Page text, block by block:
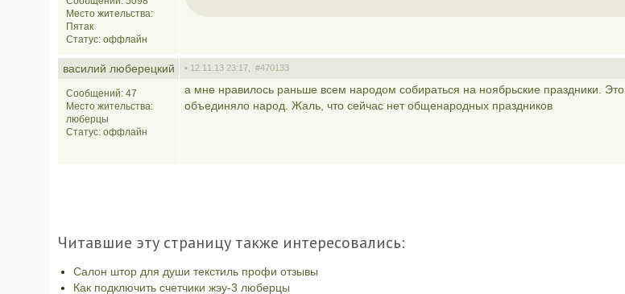
Место жительства:
Пятак
Статус: оффлайн
василий люберецкий • 12.11.13 23:17, #470133
Сообщений: 47
Место жительства:
люберцы
Статус: оффлайн
а мне нравилось раньше всем народом собираться на ноябрьские праздники. Это
объединяло народ. Жаль, что сейчас нет общенародных праздников
Читавшие эту страницу также интересовались:
Салон штор для души текстиль профи отзывы
Как подключить счетчики жэу-3 люберцы